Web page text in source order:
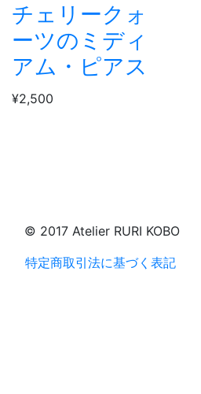
チェリークォ
ーツのミディ
アム・ピアス
¥2,500
© 2017 Atelier RURI KOBO
特定商取引法に基づく表記